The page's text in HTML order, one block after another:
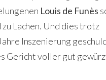
Louis de Funès
Lachen. Und dies trotz
Inszenierung
Gericht voller gut